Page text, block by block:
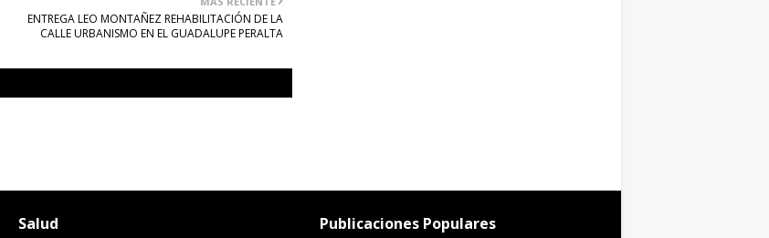
ENTREGA LEO MONTAÑEZ REHABILITACIÓN DE LA
CALLE URBANISMO EN EL GUADALUPE PERALTA
Salud Publicaciones Populares